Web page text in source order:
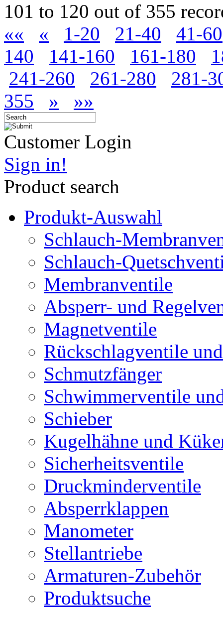
101 to 120 out of 355
««
« 1-20 21-40
41-60
140
141-160 161-180
241-260
261-280
281-
355
»
»»
Customer Login
Sign in!
Product search
Produkt-Auswahl
Schlauch-
Schlauch-
Membranventile
Absperr- und
Magnetventile
Rückschlagventile
Schmutzfänger
Schwimmerventile
Schieber
Kugelhähne und
Sicherheitsventile
Druckminderventile
Absperrklappen
Manometer
Stellantriebe
Armaturen-Zubehör
Produktsuche